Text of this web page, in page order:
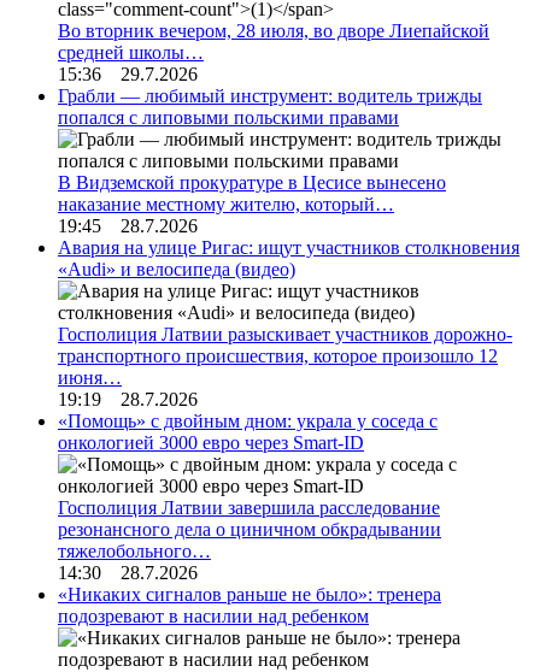
Во вторник вечером, 28 июля, во дворе Лиепайской
средней школы…
15:36 29.7.2026
Грабли — любимый инструмент: водитель трижды
попался с липовыми польскими правами
В Видземской прокуратуре в Цесисе вынесено
наказание местному жителю, который…
19:45 28.7.2026
Авария на улице Ригас: ищут участников столкновения
«Audi» и велосипеда (видео)
Госполиция Латвии разыскивает участников дорожно-
транспортного происшествия, которое произошло 12
июня…
19:19 28.7.2026
«Помощь» с двойным дном: украла у соседа с
онкологией 3000 евро через Smart-ID
Госполиция Латвии завершила расследование
резонансного дела о циничном обкрадывании
тяжелобольного…
14:30 28.7.2026
«Никаких сигналов раньше не было»: тренера
подозревают в насилии над ребенком